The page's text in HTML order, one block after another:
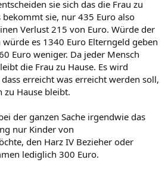
sie sich das die Frau zu
sie, nur 435 Euro also
Verlust 215 von Euro. Würde der
es 1340 Euro Elterngeld geben
Euro weniger. Da jeder Mensch
die Frau zu Hause. Es wird
erreicht was erreicht werden soll,
zu Hause bleibt.
der ganzen Sache irgendwie das
nur Kinder von
den Harz IV Bezieher oder
lediglich 300 Euro.